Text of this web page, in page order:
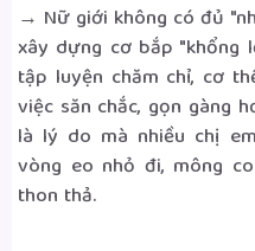
→ Nữ giới không có đủ
xây dựng cơ bắp "khổng
tập luyện chăm chỉ, cơ
việc săn chắc, gọn gàng
là lý do mà nhiều chị
vòng eo nhỏ đi, mông
thon thả.